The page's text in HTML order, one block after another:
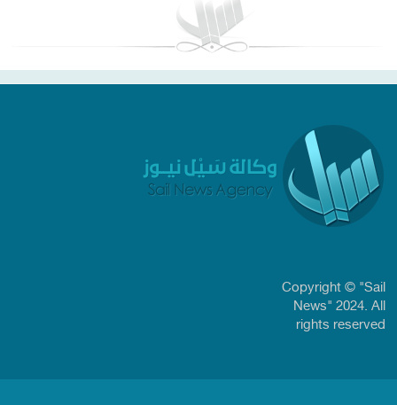
Copyright © "Sail
News" 2024. All
rights reserved